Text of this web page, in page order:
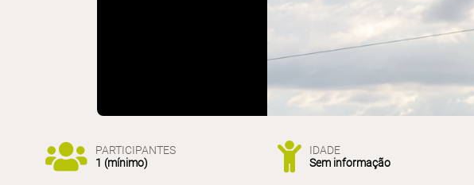
PARTICIPANTES
1 (mínimo)
IDADE
Sem informação